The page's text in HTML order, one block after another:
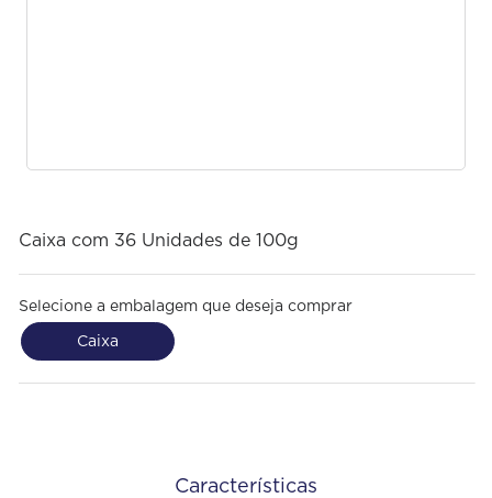
Caixa com 36 Unidades de 100g
Selecione a embalagem que deseja comprar
Caixa
Características